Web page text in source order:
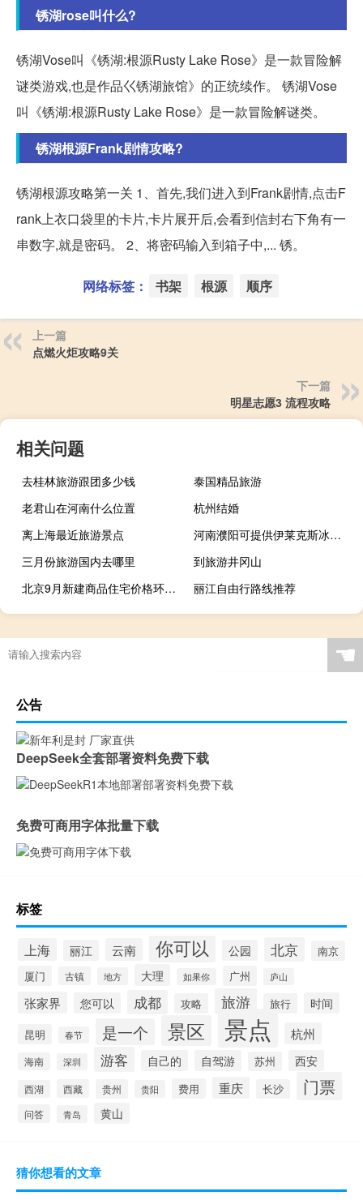
锈湖rose叫什么?
锈湖Vose叫《锈湖:根源Rusty Lake Rose》是一款冒险解
谜类游戏,也是作品巜锈湖旅馆》的正统续作。 锈湖Vose
叫《锈湖:根源Rusty Lake Rose》是一款冒险解谜类。
锈湖根源Frank剧情攻略?
锈湖根源攻略第一关 1、首先,我们进入到Frank剧情,点击F
rank上衣口袋里的卡片,卡片展开后,会看到信封右下角有一
串数字,就是密码。 2、将密码输入到箱子中,... 锈。
网络标签： 书架 根源 顺序
上一篇
点燃火炬攻略9关
下一篇
明星志愿3 流程攻略
相关问题
去桂林旅游跟团多少钱
泰国精品旅游
老君山在河南什么位置
杭州结婚
离上海最近旅游景点
河南濮阳可提供伊莱克斯冰箱维修服务地址在哪
三月份旅游国内去哪里
到旅游井冈山
北京9月新建商品住宅价格环比+0.4%（前值-0.2%）同比+2.9%（前值+2.8%）上海9月新建商品住宅价格环比+0.5%（前值+0.1%）同比+4.4%（前值+4.1%）广州9月新建商品住宅价格环比-0.6%（前值-0.3%）同比-1.7%（前值-1.4%）深圳9月新建商品住宅价格环比-0.5%（前值-0.6%）同比-3.0%（前值-3.0%）
丽江自由行路线推荐
☚
公告
DeepSeek全套部署资料免费下载
免费可商用字体批量下载
标签
上海 丽江 云南 你可以 公园 北京
南京
厦门
古镇 地方 大理 如果你 广州 庐山
张家界 您可以 成都 攻略 旅游 旅行 时间
昆明 春节 是一个 景区 景点 杭州
海南 深圳 游客 自己的 自驾游 苏州 西安
西湖 西藏 贵州 贵阳 费用 重庆 长沙 门票
问答 青岛 黄山
猜你想看的文章